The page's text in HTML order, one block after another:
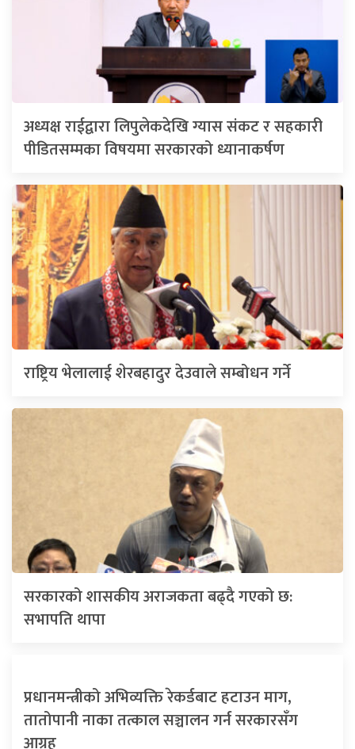
अध्यक्ष राईद्वारा लिपुलेकदेखि ग्यास संकट र सहकारी
पीडितसम्मका विषयमा सरकारको ध्यानाकर्षण
राष्ट्रिय भेलालाई शेरबहादुर देउवाले सम्बोधन गर्ने
सरकारको शासकीय अराजकता बढ्दै गएको छ:
सभापति थापा
प्रधानमन्त्रीको अभिव्यक्ति रेकर्डबाट हटाउन माग,
तातोपानी नाका तत्काल सञ्चालन गर्न सरकारसँग